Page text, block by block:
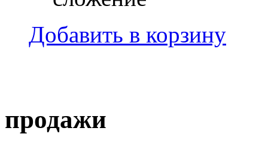
Добавить в корзину
продажи